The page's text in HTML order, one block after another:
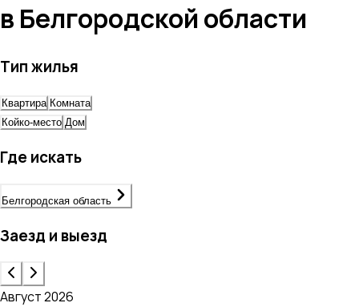
в Белгородской области
Тип жилья
Квартира Комната
Койко-место Дом
Где искать
Белгородская область
Заезд и выезд
Август 2026